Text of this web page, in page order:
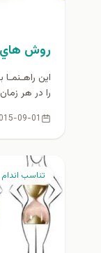
روش هاي
این
را در هر
09-01
تناسب اندام